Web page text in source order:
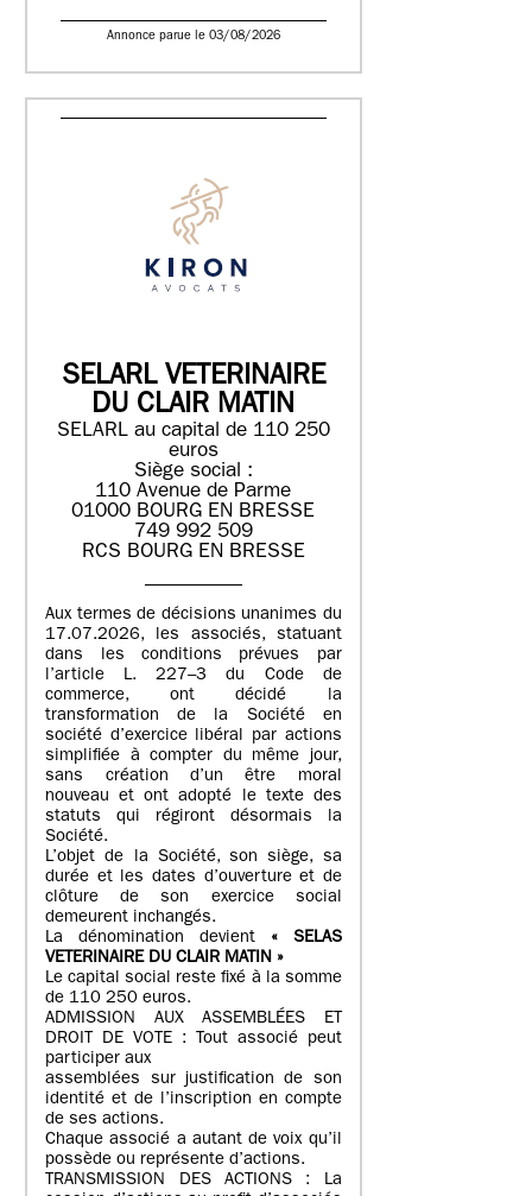
Annonce parue le 03/08/2026
SELARL VETERINAIRE
DU CLAIR MATIN
SELARL au capital de 110 250
euros
Siège social :
110 Avenue de Parme
01000 BOURG EN BRESSE
749 992 509
RCS BOURG EN BRESSE
Aux termes de décisions unanimes du
17.07.2026, les associés, statuant
dans les conditions prévues par
l’article L. 227–3 du Code de
commerce, ont décidé la
transformation de la Société en
société d’exercice libéral par actions
simplifiée à compter du même jour,
sans création d’un être moral
nouveau et ont adopté le texte des
statuts qui régiront désormais la
Société.
L’objet de la Société, son siège, sa
durée et les dates d’ouverture et de
clôture de son exercice social
demeurent inchangés.
La dénomination devient « SELAS
VETERINAIRE DU CLAIR MATIN »
Le capital social reste fixé à la somme
de 110 250 euros.
ADMISSION AUX ASSEMBLÉES ET
DROIT DE VOTE : Tout associé peut
participer aux
assemblées sur justification de son
identité et de l’inscription en compte
de ses actions.
Chaque associé a autant de voix qu’il
possède ou représente d’actions.
TRANSMISSION DES ACTIONS : La